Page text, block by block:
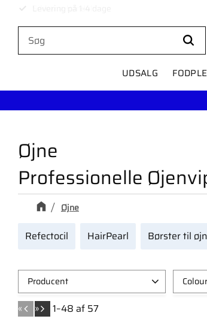
UDSALG
Øjne
Øjne
Professionelle
Refectocil HairPearl Børster til
Producent
Credo Solingen
HairPearl
Colour
1–48 af 57
« »